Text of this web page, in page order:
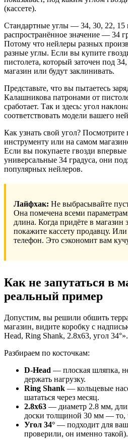
(кассете).
Стандартные углы — 34, 30, 22, 15
распространённое значение — 34
Потому что нейлеры разных
разные углы. Если вы купите
пистолета, который заточен под
магазин или будут заклинивать.
Представьте, что вы пытаетесь
Калашникова патронами от
сработает. Так и здесь: угол
соответствовать модели вашего
Как узнать свой угол?
инструменту или на самом
Если вы покупаете гвозди
универсальные 34 градуса, они
популярных нейлеров.
Лайфхак: Не выбрасывайте
Она помечена всеми
длина. Когда придёте в магазин
покажите кассету продавцу.
телефон. Это сэкономит вам
Как не запутаться в
реальный пример
Допустим, вы решили обшить
магазин, видите коробку с
Head, Ring Shank, 2.8x63, угол
Разбираем по косточкам:
D-Head — плоская шляпка,
держать нагрузку.
Ring Shank — кольцевые
шататься через месяц.
2.8x63 — диаметр 2.8 мм,
доски толщиной 30 мм — то,
Угол 34° — подходит для
проверили, он именно такой).